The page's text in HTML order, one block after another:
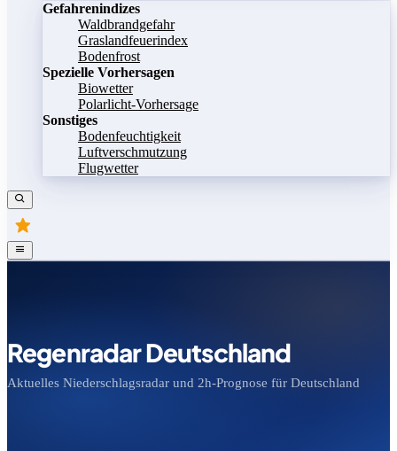
Gefahrenindizes
Waldbrandgefahr
Graslandfeuerindex
Bodenfrost
Spezielle Vorhersagen
Biowetter
Polarlicht-Vorhersage
Sonstiges
Bodenfeuchtigkeit
Luftverschmutzung
Flugwetter
Regenradar Deutschland
Aktuelles Niederschlagsradar und 2h-Prognose für Deutschland